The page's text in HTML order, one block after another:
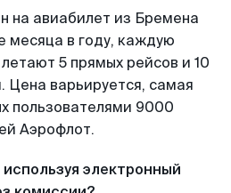
на авиабилет из Бремена
месяца в году, каждую
5 прямых рейсов и 10
Цена варьируется, самая
пользователями 9000
Аэрофлот.
электронный